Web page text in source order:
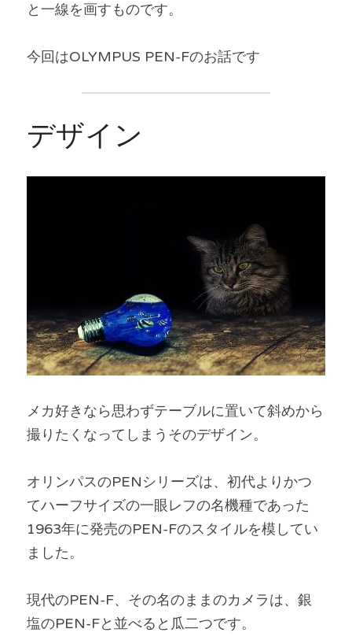
と一線を画すものです。
今回はOLYMPUS PEN-Fのお話です
デザイン
メカ好きなら思わずテーブルに置いて斜めから
撮りたくなってしまうそのデザイン。
オリンパスのPENシリーズは、初代よりかつ
てハーフサイズの一眼レフの名機種であった
1963年に発売のPEN-Fのスタイルを模してい
ました。
現代のPEN-F、その名のままのカメラは、銀
塩のPEN-Fと並べると瓜二つです。